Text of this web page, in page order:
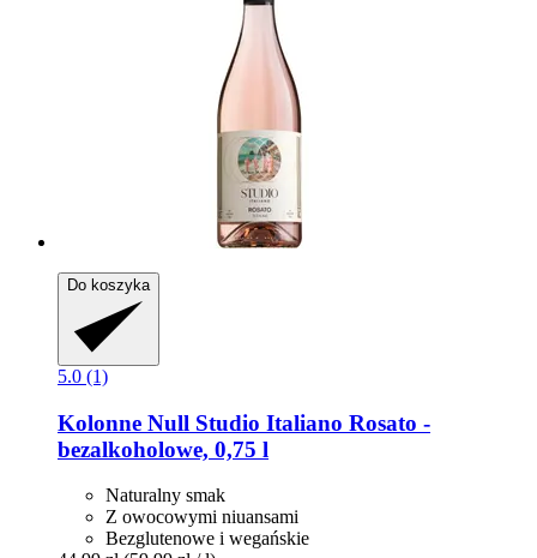
Do koszyka
5.0 (1)
Kolonne Null Studio Italiano Rosato -​
bezalkoholowe, 0,75 l
Naturalny smak
Z owocowymi niuansami
Bezglutenowe i wegańskie